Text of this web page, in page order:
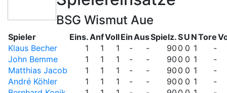
BSG Wismut Aue
Spieler Eins.AnfVollEinAusSpielz.SU NTore
Klaus Becher
1 1 1 - - 90 0 0 1
-
John Bemme
1 1 1 - - 90 0 0 1
-
Matthias Jacob
1 1 1 - - 90 0 0 1
-
André Köhler
1 1 1 - - 90 0 0 1
-